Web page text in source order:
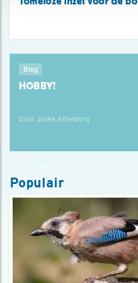
Blog
HOBBY?
Door Jouke Altenburg
Populair